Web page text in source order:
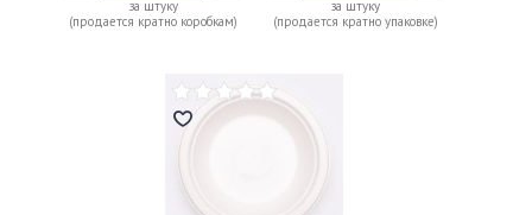
за штуку
(продается кратно коробкам)
за штуку
(продается кратно упаковке)